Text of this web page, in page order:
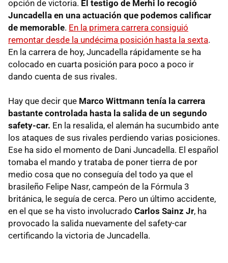
opción de victoria. El testigo de Merhi lo recogió
Juncadella en una actuación que podemos calificar
de memorable. En la primera carrera consiguió
remontar desde la undécima posición hasta la sexta.
En la carrera de hoy, Juncadella rápidamente se ha
colocado en cuarta posición para poco a poco ir
dando cuenta de sus rivales.
Hay que decir que Marco Wittmann tenía la carrera
bastante controlada hasta la salida de un segundo
safety-car. En la resalida, el alemán ha sucumbido ante
los ataques de sus rivales perdiendo varias posiciones.
Ese ha sido el momento de Dani Juncadella. El español
tomaba el mando y trataba de poner tierra de por
medio cosa que no conseguía del todo ya que el
brasileño Felipe Nasr, campeón de la Fórmula 3
británica, le seguía de cerca. Pero un último accidente,
en el que se ha visto involucrado Carlos Sainz Jr, ha
provocado la salida nuevamente del safety-car
certificando la victoria de Juncadella.